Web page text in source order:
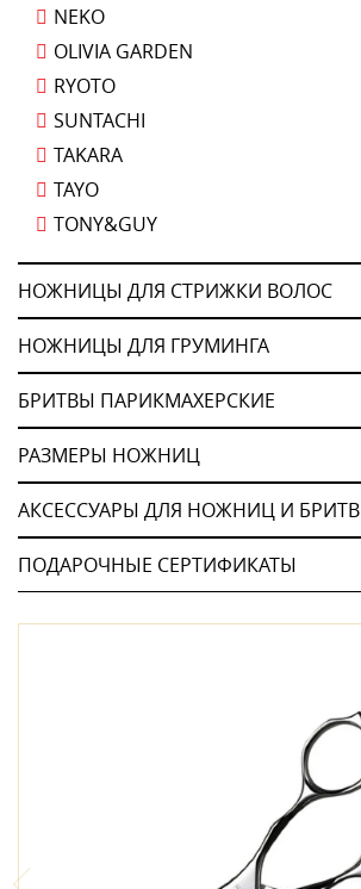
NEKO
OLIVIA GARDEN
RYOTO
SUNTACHI
TAKARA
TAYO
TONY&GUY
НОЖНИЦЫ ДЛЯ СТРИЖКИ ВОЛОС
НОЖНИЦЫ ДЛЯ ГРУМИНГА
БРИТВЫ ПАРИКМАХЕРСКИЕ
РАЗМЕРЫ НОЖНИЦ
АКСЕССУАРЫ ДЛЯ НОЖНИЦ И БРИТВ
ПОДАРОЧНЫЕ СЕРТИФИКАТЫ